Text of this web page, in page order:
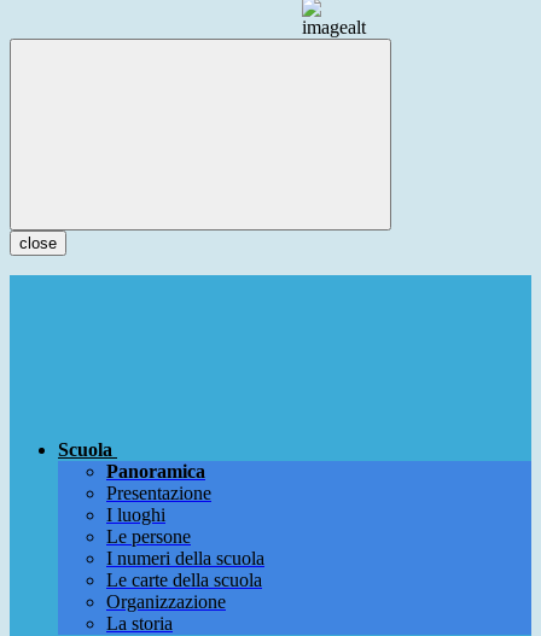
close
Scuola
Panoramica
Presentazione
I luoghi
Le persone
I numeri della scuola
Le carte della scuola
Organizzazione
La storia